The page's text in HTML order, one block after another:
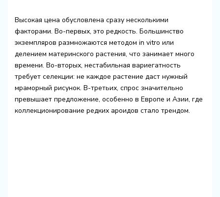
Высокая цена обусловлена сразу несколькими
факторами. Во-первых, это редкость. Большинство
экземпляров размножаются методом in vitro или
делением материнского растения, что занимает много
времени. Во-вторых, нестабильная вариегатность
требует селекции: не каждое растение даст нужный
мраморный рисунок. В-третьих, спрос значительно
превышает предложение, особенно в Европе и Азии, где
коллекционирование редких ароидов стало трендом.